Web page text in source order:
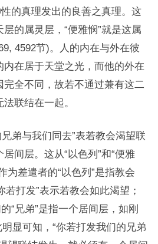
的真理发出的良善之真理。这
的属灵层，“便雅悯”就是这属
4592节)。人的内在与外在彼
内在居于天堂之光，而他的外在
完全不同，故若不通过兼有这二
联结在一起。
弟与我们同去”表若教会渴望联
间层。这从“以色列”和“便雅
为差遣者的“以色列”是指教会
若打发”表示若教会如此渴望；
“兄弟”是指一个居间层，如刚
显可知，“你若打发我们的兄弟